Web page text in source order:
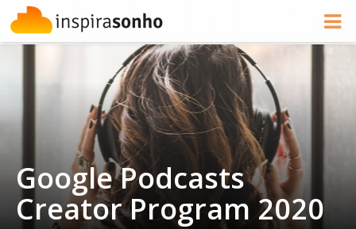
Google Podcasts
Creator Program 2020